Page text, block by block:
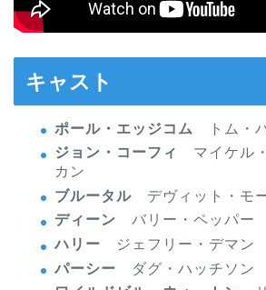
キャスト
ポール・エッジコム
トム・
ジョン・コーフィ
マイケル
カン
ブルータル デヴィット・モ
ディーン バリー・ペッパー
ハリー ジェフリー・デマン
パーシー ダグ・ハッチソン